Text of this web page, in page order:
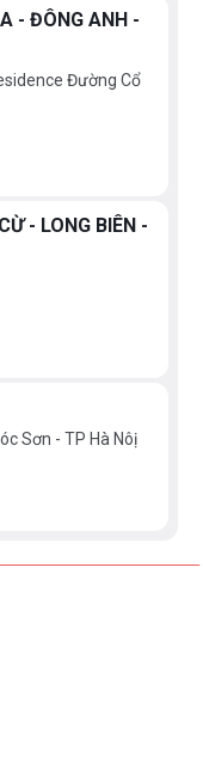
Thể tích: ±1.5L
/ Thể tích: ±4.1L
tích: ±2.9L
bộ nồi từ cũng
chúng tôi
để có giá tốt
của Bếp an
nhân viên bán
- ĐÔNG ANH -
Đường Cổ
- LONG BIÊN -
Sơn - TP Hà Nôị